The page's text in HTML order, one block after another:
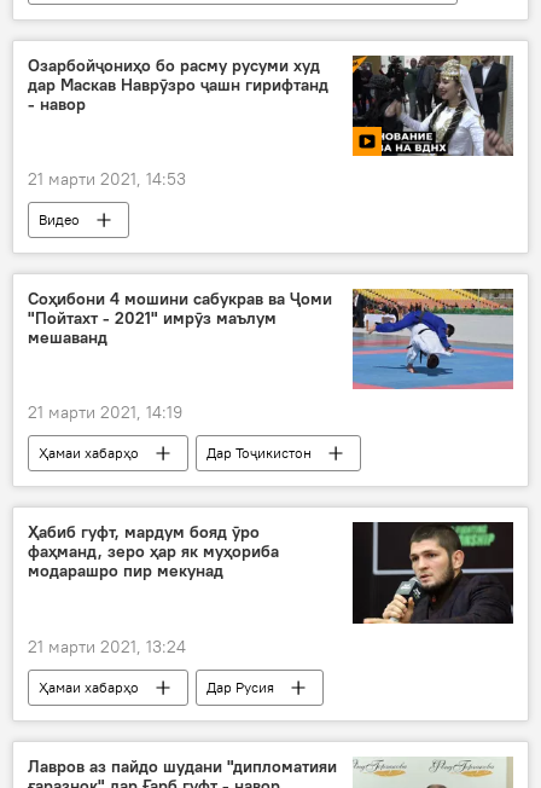
Осиёи Марказӣ
Тандурустӣ
Ҳамаи хабарҳо
Озарбойҷониҳо бо расму русуми худ
дар Маскав Наврӯзро ҷашн гирифтанд
- навор
21 марти 2021, 14:53
Видео
Соҳибони 4 мошини сабукрав ва Ҷоми
"Пойтахт - 2021" имрӯз маълум
мешаванд
21 марти 2021, 14:19
Ҳамаи хабарҳо
Дар Тоҷикистон
Навигариҳои варзиши Тоҷикистон
Ҳабиб гуфт, мардум бояд ӯро
фаҳманд, зеро ҳар як муҳориба
модарашро пир мекунад
21 марти 2021, 13:24
Ҳамаи хабарҳо
Дар Русия
Навигариҳои варзиши Тоҷикистон
Лавров аз пайдо шудани "дипломатияи